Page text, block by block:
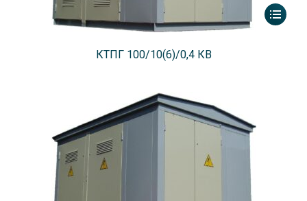
КТПГ 100/10(6)/0,4 КВ